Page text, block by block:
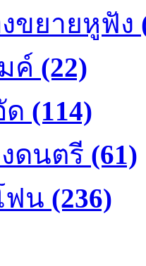
ขยายหูฟัง
ค์ (22)
ด (114)
ดนตรี (61)
ฟน (236)